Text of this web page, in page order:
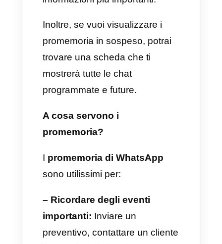
avvenute su WhatsApp
I promemoria delle
conversazioni avvenute su
WhatsApp si presentano come
un tipo di funzionalità offerta da
Callbell che ti permette di
programmare un messaggio ad
una determinata ora e data.
Questo apparirà nella casella di
posta di Callbell insieme ad una